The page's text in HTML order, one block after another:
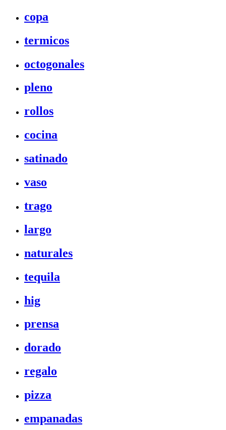
copa
termicos
octogonales
pleno
rollos
cocina
satinado
vaso
trago
largo
naturales
tequila
hig
prensa
dorado
regalo
pizza
empanadas